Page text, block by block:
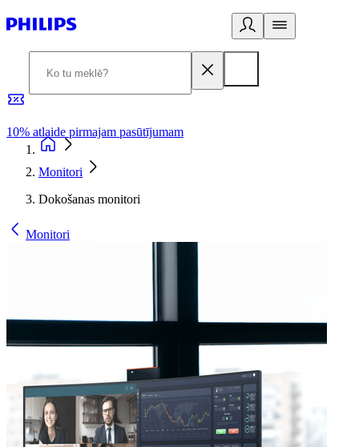
10% atlaide pirmajam pasūtījumam
Monitori
Dokošanas monitori
Monitori